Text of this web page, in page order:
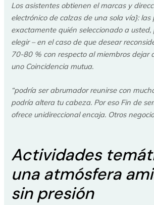
Los asistentes obtienen el marcas y
electrónico de calzas de una sola vía}: las
exactamente quién seleccionado a
elegir – en el caso de que desear
70-80 % con respecto al miembros dejar
uno Coincidencia mutua.
“podría ser abrumador reunirse con
podría altera tu cabeza. Por eso Fin de
ofrece unidireccional encaja. Otros
Actividades
una atmósfera
sin presión